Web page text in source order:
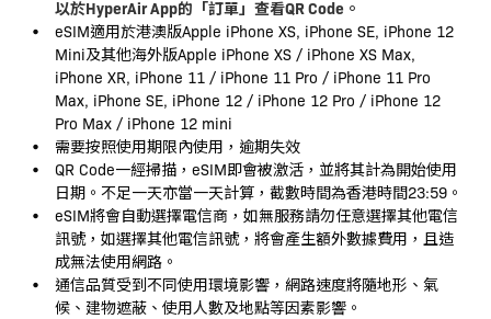
以於HyperAir App的「訂單」查看QR Code。
eSIM適用於港澳版Apple iPhone XS, iPhone SE, iPhone 12
Mini及其他海外版Apple iPhone XS / iPhone XS Max,
iPhone XR, iPhone 11 / iPhone 11 Pro / iPhone 11 Pro
Max, iPhone SE, iPhone 12 / iPhone 12 Pro / iPhone 12
Pro Max / iPhone 12 mini
需要按照使用期限內使用，逾期失效
QR Code一經掃描，eSIM即會被激活，並將其計為開始使用
日期。不足一天亦當一天計算，截數時間為香港時間23:59。
eSIM將會自動選擇電信商，如無服務請勿任意選擇其他電信
訊號，如選擇其他電信訊號，將會產生額外數據費用，且造
成無法使用網路。
通信品質受到不同使用環境影響，網路速度將隨地形、氣
候、建物遮蔽、使用人數及地點等因素影響。